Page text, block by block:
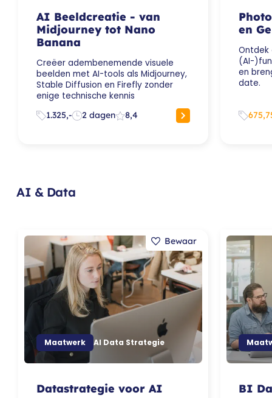
AI Beeldcreatie - van
Midjourney tot Nano
Banana
Creëer adembenemende visuele
beelden met AI-tools als Midjourney,
Stable Diffusion en Firefly zonder
enige technische kennis
1.325,- 2 dagen 8,4
en
Ontdek
(AI-
en
date.
AI & Data
Maatwerk AI Data Strategie
Datastrategie voor AI BI